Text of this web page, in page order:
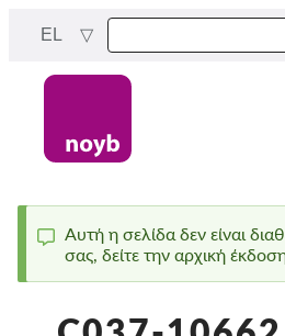
content
EL
navigation
Έργα
Status
message
Αυτή η σελίδα δεν είναι
σας, δείτε την αρχική